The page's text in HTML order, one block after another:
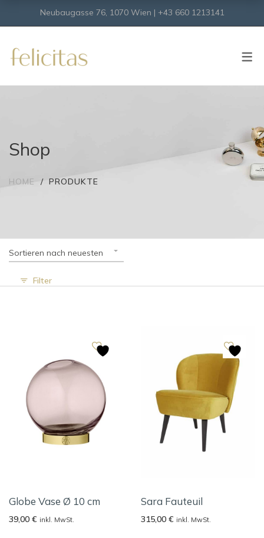
Neubaugasse 76, 1070 Wien | +43 660 1213141
Shop
HOME PRODUKTE
Sortieren nach neuesten
Filter
Globe Vase Ø 10 cm
39,00 € inkl. MwSt.
Sara Fauteuil
315,00 € inkl. MwSt.